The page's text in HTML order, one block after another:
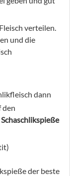
verteilen.
und die
dann
den
Schaschlikspieße
der beste